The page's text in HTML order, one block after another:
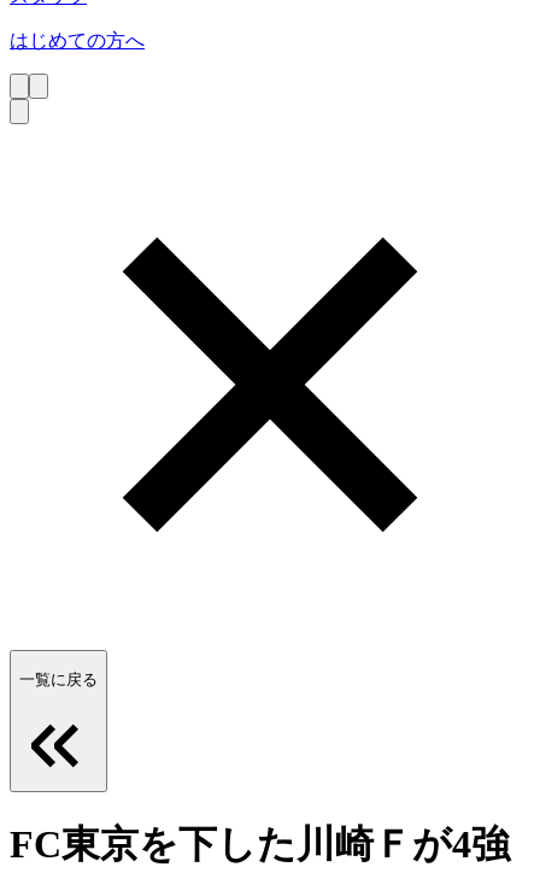
はじめての方へ
一覧に戻る
FC東京を下した川崎Ｆが4強